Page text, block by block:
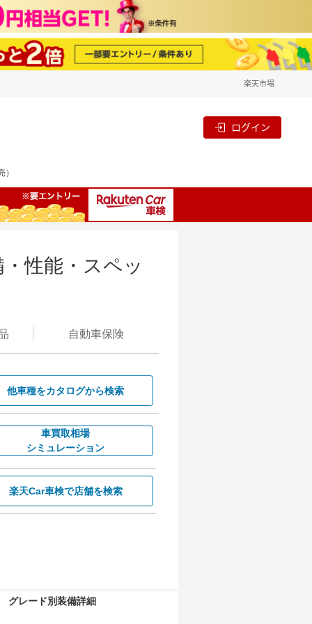
楽天市場
ログイン
性能・スペッ
自動車保険
他車種をカタログから検索
車買取相場
シミュレーション
楽天Car車検で店舗を検索
グレード別装備詳細